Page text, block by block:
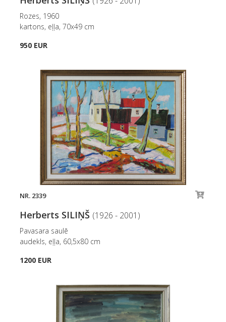
Rozes, 1960
kartons, eļļa, 70x49 cm
950 EUR
NR. 2339
Herberts SILIŅŠ (1926 - 2001)
Pavasara saulē
audekls, eļļa, 60,5x80 cm
1200 EUR